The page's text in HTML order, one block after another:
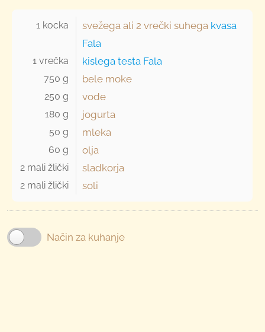
1 kocka svežega ali2 vrečki suhega kvasa
Fala
1 vrečka kislega testa Fala
750 g bele moke
250 g vode
180 g jogurta
50 g mleka
60 g olja
2 mali žlički sladkorja
2 mali žlički soli
Način za kuhanje